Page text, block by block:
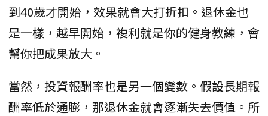
到40歲才開始，效果就會大打折扣。退休金也
是一樣，越早開始，複利就是你的健身教練，會
幫你把成果放大。
當然，投資報酬率也是另一個變數。假設長期報
酬率低於通膨，那退休金就會逐漸失去價值。所